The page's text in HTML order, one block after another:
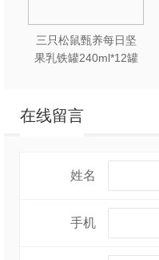
三只松鼠甄养每日坚
果乳铁罐240ml*12罐
在线留言
姓名
手机